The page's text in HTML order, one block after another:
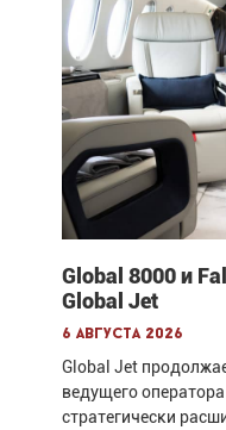
Global 8000 и
Global Jet
6 августа 2026
Global Jet
ведущего
стратегически